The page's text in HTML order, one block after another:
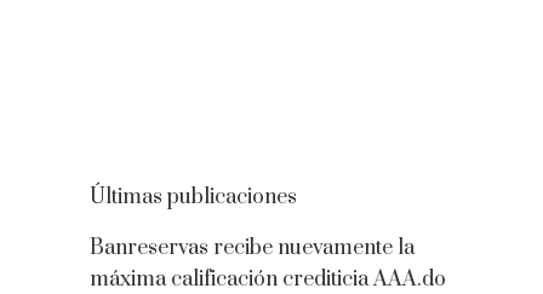
Últimas publicaciones
Banreservas recibe nuevamente la
máxima calificación crediticia AAA.do